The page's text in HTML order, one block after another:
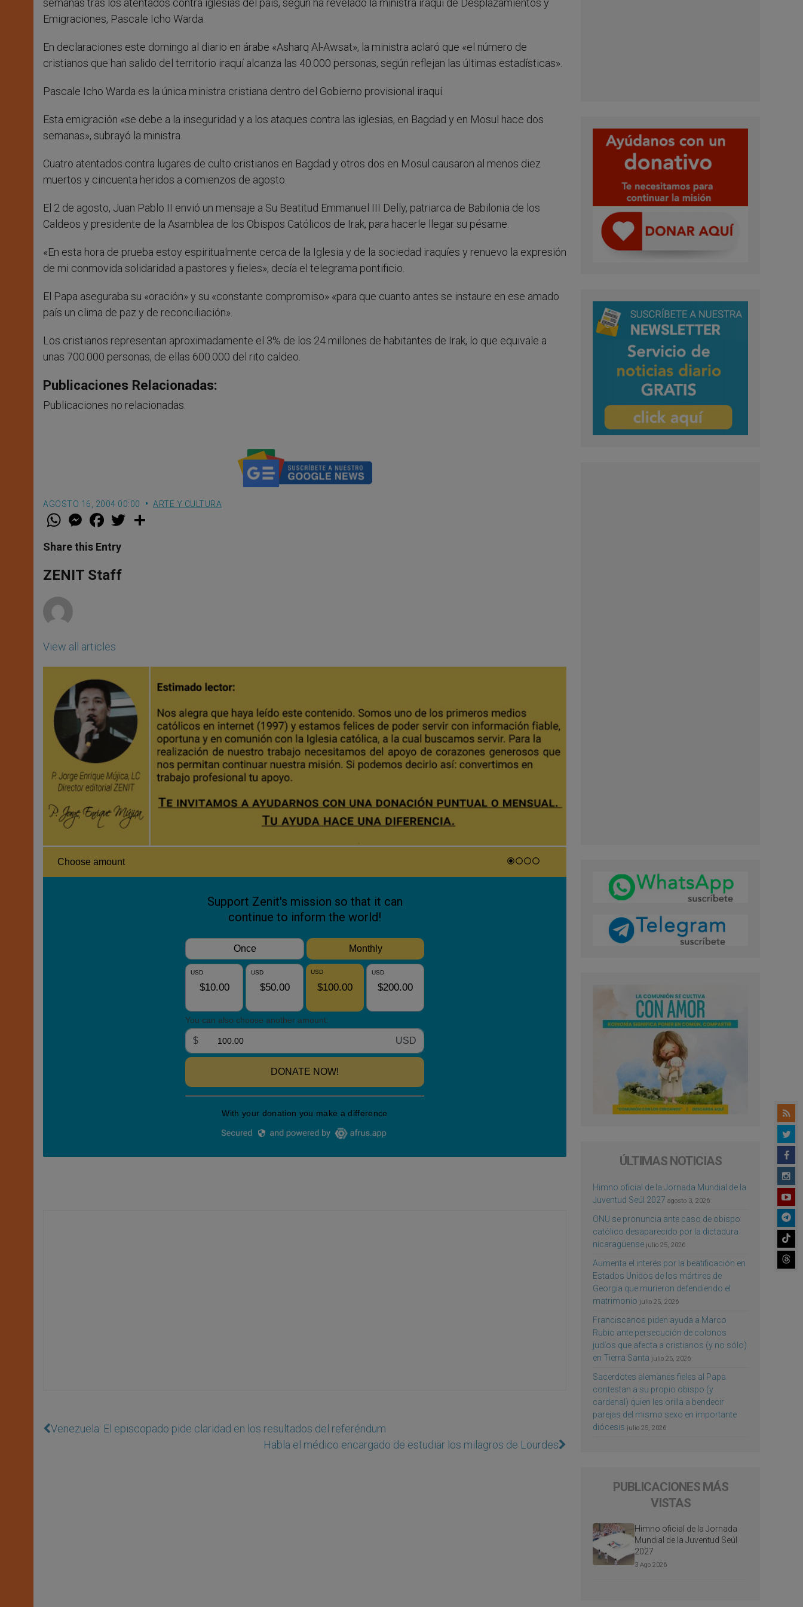
semanas tras los atentados contra iglesias del país, según ha revelado la ministra iraquí de Desplazamientos y
Emigraciones, Pascale Icho Warda.
En declaraciones este domingo al diario en árabe «Asharq Al-Awsat», la ministra aclaró que «el número de
cristianos que han salido del territorio iraquí alcanza las 40.000 personas, según reflejan las últimas estadísticas».
Pascale Icho Warda es la única ministra cristiana dentro del Gobierno provisional iraquí.
Esta emigración «se debe a la inseguridad y a los ataques contra las iglesias, en Bagdad y en Mosul hace dos
semanas», subrayó la ministra.
Cuatro atentados contra lugares de culto cristianos en Bagdad y otros dos en Mosul causaron al menos diez
muertos y cincuenta heridos a comienzos de agosto.
El 2 de agosto, Juan Pablo II envió un mensaje a Su Beatitud Emmanuel III Delly, patriarca de Babilonia de los
Caldeos y presidente de la Asamblea de los Obispos Católicos de Irak, para hacerle llegar su pésame.
«En esta hora de prueba estoy espiritualmente cerca de la Iglesia y de la sociedad iraquíes y renuevo la expresión
de mi conmovida solidaridad a pastores y fieles», decía el telegrama pontificio.
El Papa aseguraba su «oración» y su «constante compromiso» «para que cuanto antes se instaure en ese amado
país un clima de paz y de reconciliación».
Los cristianos representan aproximadamente el 3% de los 24 millones de habitantes de Irak, lo que equivale a
unas 700.000 personas, de ellas 600.000 del rito caldeo.
Publicaciones Relacionadas:
Publicaciones no relacionadas.
AGOSTO 16, 2004 00:00 ARTE Y CULTURA
W
t
s
p
p
M
e
s
e
g
e
F
a
e
b
o
k
w
Share this Entry
ZENIT Staff
View all articles
Venezuela: El episcopado pide claridad en los resultados del referéndum
Habla el médico encargado de estudiar los milagros de Lourdes
ÚLTIMAS NOTICIAS
Himno oficial de la Jornada Mundial de la
Juventud Seúl 2027 agosto 3, 2026
ONU se pronuncia ante caso de obispo
católico desaparecido por la dictadura
nicaragüense julio 25, 2026
Aumenta el interés por la beatificación en
Estados Unidos de los mártires de
Georgia que murieron defendiendo el
matrimonio julio 25, 2026
Franciscanos piden ayuda a Marco
Rubio ante persecución de colonos
judíos que afecta a cristianos (y no sólo)
en Tierra Santa julio 25, 2026
Sacerdotes alemanes fieles al Papa
contestan a su propio obispo (y
cardenal) quien les orilla a bendecir
parejas del mismo sexo en importante
diócesis julio 25, 2026
PUBLICACIONES MÁS
VISTAS
Himno oficial de la Jornada
Mundial de la Juventud Seúl
2027
3 Ago 2026